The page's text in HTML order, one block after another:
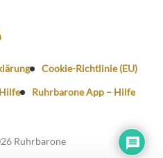
Cookie-Richtlinie (EU)
Ruhrbarone App – Hilfe
Ruhrbarone